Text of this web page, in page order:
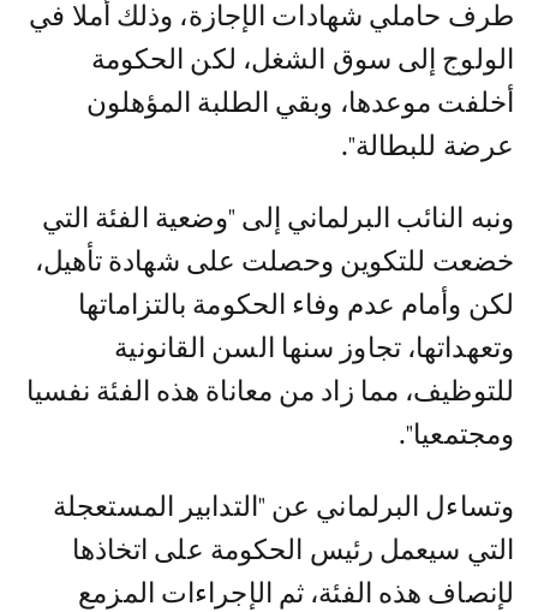
طرف حاملي شهادات الإجازة، وذلك أملا في
الولوج إلى سوق الشغل، لكن الحكومة
أخلفت موعدها، وبقي الطلبة المؤهلون
عرضة للبطالة".
ونبه النائب البرلماني إلى "وضعية الفئة التي
خضعت للتكوين وحصلت على شهادة تأهيل،
لكن وأمام عدم وفاء الحكومة بالتزاماتها
وتعهداتها، تجاوز سنها السن القانونية
للتوظيف، مما زاد من معاناة هذه الفئة نفسيا
ومجتمعيا".
وتساءل البرلماني عن "التدابير المستعجلة
التي سيعمل رئيس الحكومة على اتخاذها
لإنصاف هذه الفئة، ثم الإجراءات المزمع